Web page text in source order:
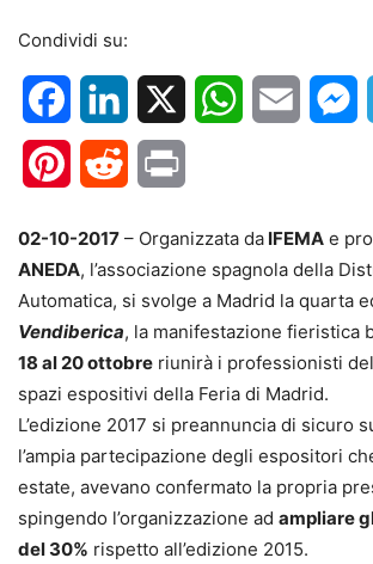
Condividi su:
FacebookLinkedIn WhatsApp
Email
PinterestReddit
02-10-2017 – Organizzata da IFEMA e
ANEDA, l’associazione spagnola della
Automatica, si svolge a Madrid la quarta
Vendiberica, la manifestazione fieristica
18 al 20 ottobre riunirà i professionisti
spazi espositivi della Feria di Madrid.
L’edizione 2017 si preannuncia di sicuro
l’ampia partecipazione degli espositori
estate, avevano confermato la propria
spingendo l’organizzazione ad ampliare
del 30% rispetto all’edizione 2015.